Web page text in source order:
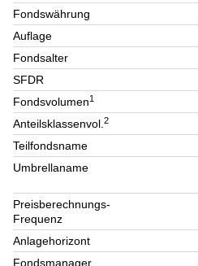
Fondswährung
Auflage
Fondsalter
SFDR
Fondsvolumen1
Anteilsklassenvol.2
Teilfondsname
Umbrellaname
Preisberechnungs-
Frequenz
Anlagehorizont
Fondsmanager